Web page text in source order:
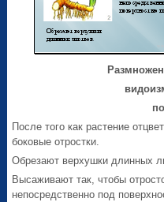
После того как растение
боковые отростки.
Обрезают верхушки длинных
Высаживают так, чтобы
непосредственно под